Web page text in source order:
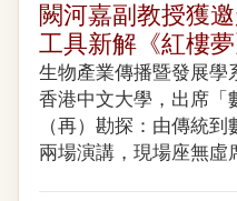
闕河嘉副教授獲
工具新解《紅樓夢
生物產業傳播暨發展學
香港中文大學，出席
（再）勘探：由傳統
兩場演講，現場座無虛